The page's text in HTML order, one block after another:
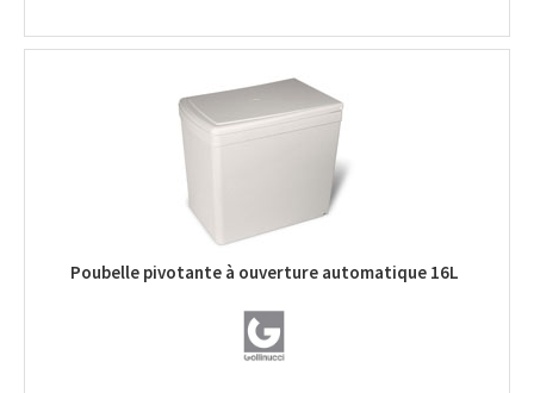
Poubelle pivotante à ouverture automatique 16L